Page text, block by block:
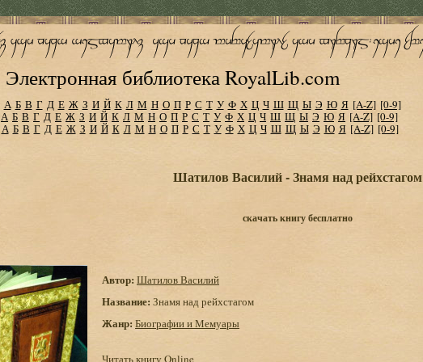
Электронная библиотека RoyalLib.com
А Б В Г Д Е Ж З И Й К Л М Н О П Р С Т У Ф Х Ц Ч Ш Щ Ы Э Ю Я [A-Z] [0-9]
А Б В Г Д Е Ж З И Й К Л М Н О П Р С Т У Ф Х Ц Ч Ш Щ Ы Э Ю Я [A-Z] [0-9]
А Б В Г Д Е Ж З И Й К Л М Н О П Р С Т У Ф Х Ц Ч Ш Щ Ы Э Ю Я [A-Z] [0-9]
Шатилов Василий - Знамя над рейхстагом
скачать книгу бесплатно
Автор: Шатилов Василий
Название: Знамя над рейхстагом
Жанр: Биографии и Мемуары
Читать книгу Online